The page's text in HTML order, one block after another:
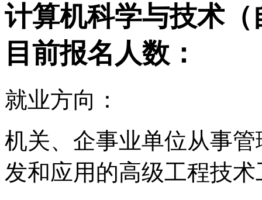
计算机科学与技术（
目前报名人数：
就业方向：
机关、企事业单位从事
发和应用的高级工程技术